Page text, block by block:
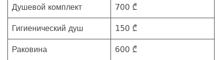
Душевой комплект 700 ₾
Гигиенический душ 150 ₾
Раковина 600 ₾